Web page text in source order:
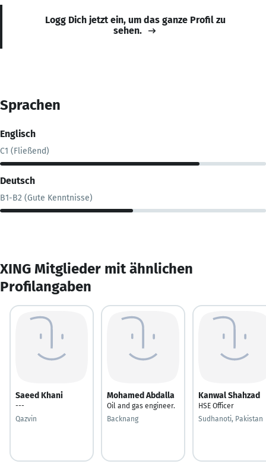
Logg Dich jetzt ein, um das ganze Profil zu
sehen.
Sprachen
Englisch
C1 (Fließend)
Deutsch
B1-B2 (Gute Kenntnisse)
XING Mitglieder mit ähnlichen
Profilangaben
Saeed Khani
---
Qazvin
Mohamed Abdalla
Oil and gas engineer.
Backnang
Kanwal Shahzad
HSE Officer
Sudhanoti, Pakistan